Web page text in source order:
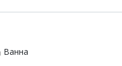
Ванна